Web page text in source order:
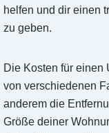
helfen und dir einen
zu geben.
Die Kosten für einen
von verschiedenen
anderem die
Größe deiner